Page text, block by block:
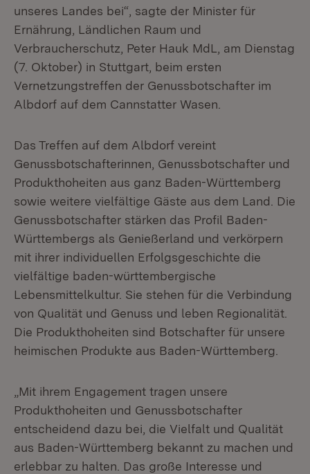
unseres Landes bei“, sagte der Minister für
Ernährung, Ländlichen Raum und
Verbraucherschutz, Peter Hauk MdL, am Dienstag
(7. Oktober) in Stuttgart, beim ersten
Vernetzungstreffen der Genussbotschafter im
Albdorf auf dem Cannstatter Wasen.
Das Treffen auf dem Albdorf vereint
Genussbotschafterinnen, Genussbotschafter und
Produkthoheiten aus ganz Baden-Württemberg
sowie weitere vielfältige Gäste aus dem Land. Die
Genussbotschafter stärken das Profil Baden-
Württembergs als Genießerland und verkörpern
mit ihrer individuellen Erfolgsgeschichte die
vielfältige baden-württembergische
Lebensmittelkultur. Sie stehen für die Verbindung
von Qualität und Genuss und leben Regionalität.
Die Produkthoheiten sind Botschafter für unsere
heimischen Produkte aus Baden-Württemberg.
„Mit ihrem Engagement tragen unsere
Produkthoheiten und Genussbotschafter
entscheidend dazu bei, die Vielfalt und Qualität
aus Baden-Württemberg bekannt zu machen und
erlebbar zu halten. Das große Interesse und